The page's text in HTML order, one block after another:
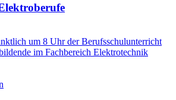
um 8 Uhr der Berufsschulunterricht
im Fachbereich Elektrotechnik